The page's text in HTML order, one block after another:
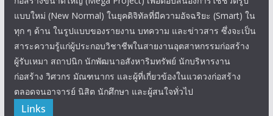
แบบใหม่ (New Normal) ในยุคดิจิทัลที่มีความอัจฉริยะ (Smart) ใน
ทุก ๆ ด้าน ในรูปแบบของรายงาน บทความ และข่าวสาร ซึ่งจะเป็น
สาระความรู้แก่ผู้ประกอบวิชาชีพในสายงานอุตสาหกรรมก่อสร้าง
ผู้รับเหมา สถาปนิก นักพัฒนาอสังหาริมทรัพย์ นักบริหารงาน
ก่อสร้าง วิศวกร มัณฑนากร และผู้ที่เกี่ยวข้องในแวดวงก่อสร้าง
ตลอดจนอาจารย์ นิสิต นักศึกษา และผู้สนใจทั่วไป
Links